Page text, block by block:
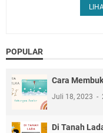
POPULAR
Cara
Juli 18, 2023
Di Tanah